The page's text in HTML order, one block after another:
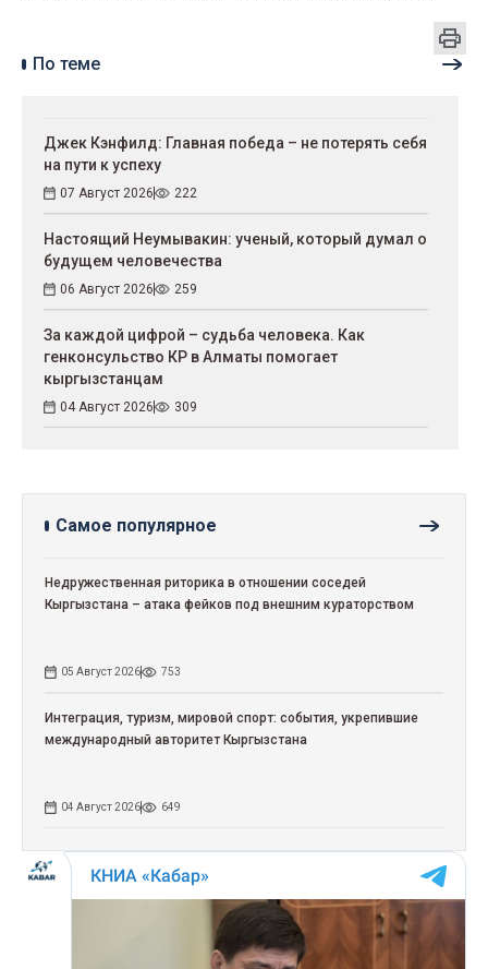
По теме
Джек Кэнфилд: Главная победа – не потерять себя
на пути к успеху
07 Август 2026 222
Настоящий Неумывакин: ученый, который думал о
будущем человечества
06 Август 2026 259
За каждой цифрой – судьба человека. Как
генконсульство КР в Алматы помогает
кыргызстанцам
04 Август 2026 309
Самое популярное
Недружественная риторика в отношении соседей
Кыргызстана – атака фейков под внешним кураторством
05 Август 2026 753
Интеграция, туризм, мировой спорт: события, укрепившие
международный авторитет Кыргызстана
04 Август 2026 649